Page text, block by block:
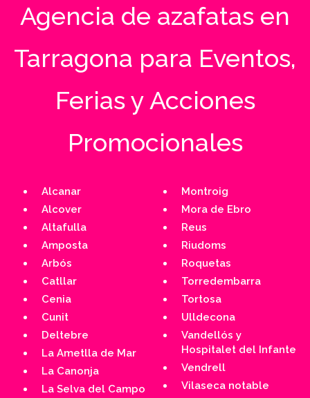
Agencia de azafatas en
Tarragona para Eventos,
Ferias y Acciones
Promocionales
Alcanar
Alcover
Altafulla
Amposta
Arbós
Catllar
Cenia
Cunit
Deltebre
La Ametlla de Mar
La Canonja
La Selva del Campo
Montroig
Mora de Ebro
Reus
Riudoms
Roquetas
Torredembarra
Tortosa
Ulldecona
Vandellós y
Hospitalet del Infante
Vendrell
Vilaseca notable